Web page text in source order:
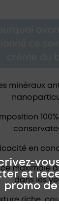
minéraux
en
maximale
dans les
riche,
et
promo de